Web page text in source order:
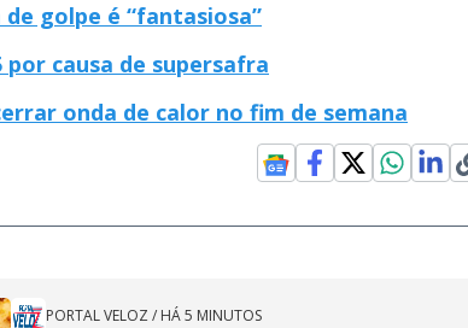
golpe é “fantasiosa”
por causa de supersafra
onda de calor no fim de semana
PORTAL VELOZ / HÁ 5 MINUTOS